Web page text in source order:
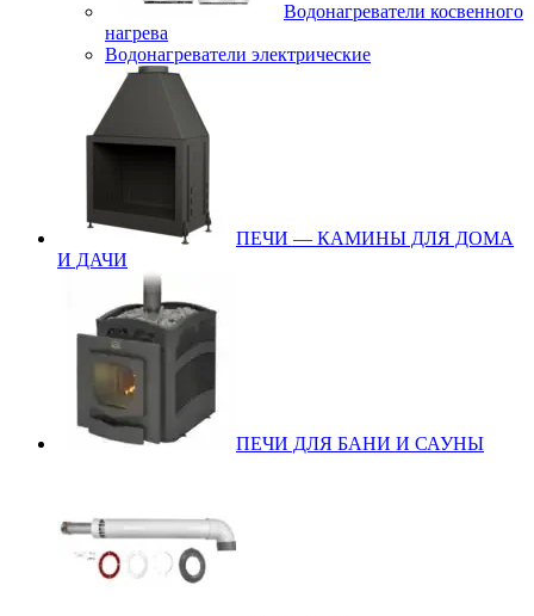
Водонагреватели косвенного
нагрева
Водонагреватели электрические
ПЕЧИ — КАМИНЫ ДЛЯ ДОМА
И ДАЧИ
ПЕЧИ ДЛЯ БАНИ И САУНЫ